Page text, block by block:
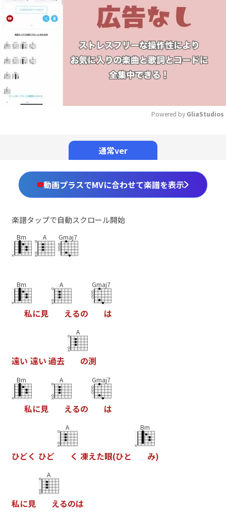
Powered by GliaStudios
通常ver
動画プラスでMVに合わせて楽譜を表示
楽譜タップで自動スクロール開始
Bm A Gmaj7
Bm
私に見
A
えるの
Gmaj7
は
遠い 遠い 過去
A
の渕
Bm
私に見
A
えるの
Gmaj7
は
ひどく ひど
A
く 凍えた眼(ひと
Bm
み)
私に見
A
えるのは